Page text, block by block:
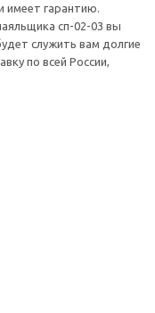
имеет гарантию.
сп-02-03 вы
служить вам долгие
по всей России,